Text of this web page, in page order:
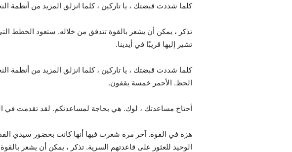
كلما شددت قبضتك ، يا تاركين ، كلما انزلق المزيد من أنظمة
تذكر ، يمكن أن يشعر بالقوة تتدفق من خلاله. ستعود الخطط
تشير إليها قريبًا في أيدينا.
كلما شددت قبضتك ، يا تاركين ، كلما انزلق المزيد من أنظمة
الحظ. الأحمر خمسة يقفون.
أحتاج مساعدتك ، لوك. هي بحاجة لمساعدتكم. لقد تقدمت في
هزة في القوة. آخر مرة شعرت فيها أنها كانت بحضور سيدي
الوحيد للعثور على قاعدتهم السرية. تذكر ، يمكن أن يشعر